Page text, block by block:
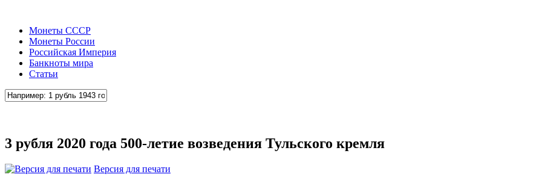
Монеты СССР
Монеты России
Российская Империя
Банкноты мира
Статьи
3 рубля 2020 года 500-летие возведения Тульского кремля
Версия для печати